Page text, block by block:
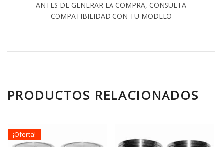
ANTES DE GENERAR LA COMPRA, CONSULTA
COMPATIBILIDAD CON TU MODELO
PRODUCTOS RELACIONADOS
¡Oferta!